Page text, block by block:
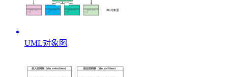
UML对象图